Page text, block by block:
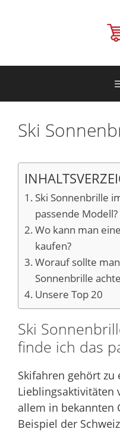
Ski
Ski Sonnenbrille
passende Modell?
Wo kann man
kaufen?
Worauf sollte
Sonnenbrille
Unsere Top 20
Ski
finde ich das
Skifahren gehört zu
Lieblingsaktivitäten
allem in bekannten
Beispiel der